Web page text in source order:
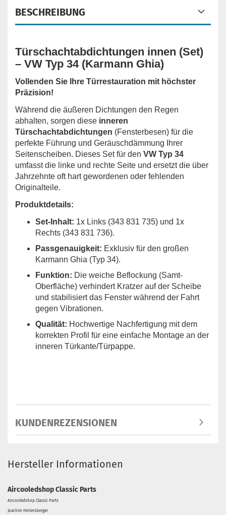
BESCHREIBUNG
Türschachtabdichtungen innen (Set)
– VW Typ 34 (Karmann Ghia)
Vollenden Sie Ihre Türrestauration mit höchster
Präzision!
Während die äußeren Dichtungen den Regen
abhalten, sorgen diese inneren
Türschachtabdichtungen (Fensterbesen) für die
perfekte Führung und Geräuschdämmung Ihrer
Seitenscheiben. Dieses Set für den VW Typ 34
umfasst die linke und rechte Seite und ersetzt die über
Jahrzehnte oft hart gewordenen oder fehlenden
Originalteile.
Produktdetails:
Set-Inhalt: 1x Links (343 831 735) und 1x
Rechts (343 831 736).
Passgenauigkeit: Exklusiv für den großen
Karmann Ghia (Typ 34).
Funktion: Die weiche Beflockung (Samt-
Oberfläche) verhindert Kratzer auf der Scheibe
und stabilisiert das Fenster während der Fahrt
gegen Vibrationen.
Qualität: Hochwertige Nachfertigung mit dem
korrekten Profil für eine einfache Montage an der
inneren Türkante/Türpappe.
KUNDENREZENSIONEN
Hersteller Informationen
Aircooledshop Classic Parts
Aircooledshop Classic Parts
Joachim Hintersberger